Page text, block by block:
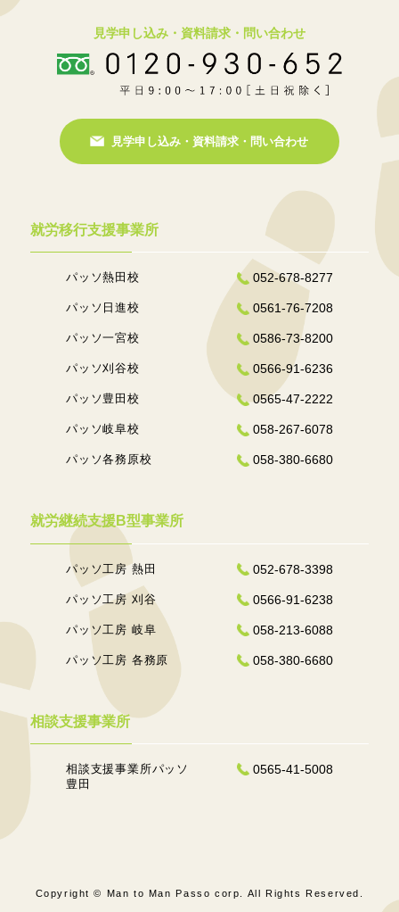
見学申し込み・資料請求・問い合わせ
見学申し込み・資料請求・問い合わせ
就労移行支援事業所
パッソ熱田校 052-678-8277
パッソ日進校 0561-76-7208
パッソ一宮校 0586-73-8200
パッソ刈谷校 0566-91-6236
パッソ豊田校 0565-47-2222
パッソ岐阜校 058-267-6078
パッソ各務原校 058-380-6680
就労継続支援B型事業所
パッソ工房 熱田 052-678-3398
パッソ工房 刈谷 0566-91-6238
パッソ工房 岐阜 058-213-6088
パッソ工房 各務原 058-380-6680
相談支援事業所
相談支援事業所パッソ
豊田
0565-41-5008
Copyright © Man to Man Passo corp. All Rights Reserved.